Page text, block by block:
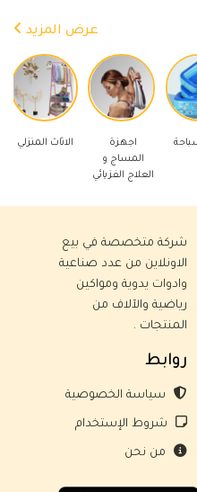
عرض المزيد
اجهزة
المساج و
العلاج الفزيائي
الاثاث المنزلي ادوات
شركة متخصصة في بيع
الاونلاين من عدد صناعية
وادوات يدوية ومواكين
رياضية والآلاف من
المنتجات .
روابط
سياسة الخصوصية
شروط الإستخدام
من نحن